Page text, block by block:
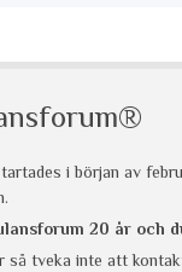
i början av
20 år och
så tveka inte att